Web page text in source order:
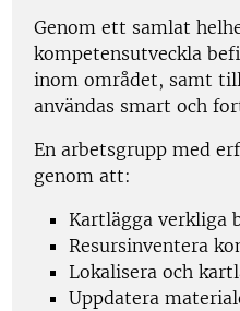
Genom ett samlat
kompetensutveckla
inom området, samt
användas smart och
En arbetsgrupp med
genom att:
Kartlägga verkliga
Resursinventera
Lokalisera och
Uppdatera